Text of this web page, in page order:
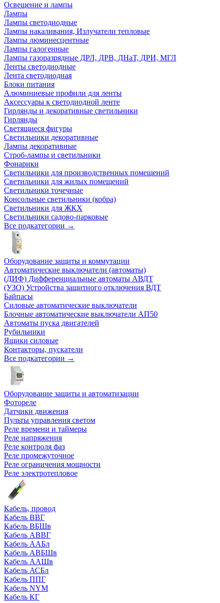
Освещение и лампы
Лампы
Лампы светодиодные
Лампы накаливания, Излучатели тепловые
Лампы люминесцентные
Лампы галогенные
Лампы газоразрядные ДРЛ, ДРВ, ДНаТ, ДРИ, МГЛ
Ленты светодиодные
Лента светодиодная
Блоки питания
Алюминиевые профили для ленты
Аксессуары к светодиодной ленте
Гирлянды и декоративные светильники
Гирлянды
Светящиеся фигуры
Светильники декоративные
Лампы декоративные
Строб-лампы и светильники
Фонарики
Светильники для производственных помещений
Светильники для жилых помещений
Светильники точечные
Консольные светильники (кобра)
Светильники для ЖКХ
Светильники садово-парковые
Все подкатегории →
Оборудование защиты и коммутации
Автоматические выключатели (автоматы)
(ДИФ) Дифференциальные автоматы АВДТ
(УЗО) Устройства защитного отключения ВДТ
Байпасы
Силовые автоматические выключатели
Блочные автоматические выключатели АП50
Автоматы пуска двигателей
Рубильники
Ящики силовые
Контакторы, пускатели
Все подкатегории →
Оборудование защиты и автоматизации
Фотореле
Датчики движения
Пульты управления светом
Реле времени и таймеры
Реле напряжения
Реле контроля фаз
Реле промежуточное
Реле ограничения мощности
Реле электротепловое
Кабель, провод
Кабель ВВГ
Кабель ВБШв
Кабель АВВГ
Кабель ААБл
Кабель АВБШв
Кабель ААШв
Кабель АСБл
Кабель ППГ
Кабель NYM
Кабель КГ